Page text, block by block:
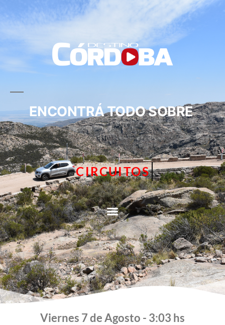
ENCONTRÁ TODO SOBRE
CIRCUITOS
Viernes 7 de Agosto - 3:03 hs